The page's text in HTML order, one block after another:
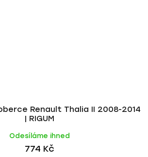
Renault Thalia II 2008-2014
| RIGUM
Odesíláme ihned
774 Kč